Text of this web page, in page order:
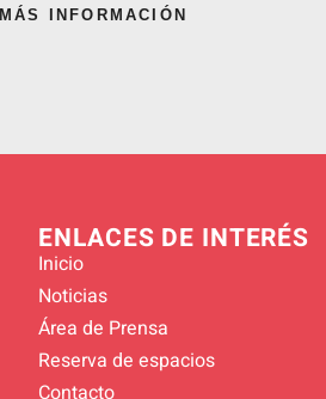
MÁS INFORMACIÓN
ENLACES DE INTERÉS
Inicio
Noticias
Área de Prensa
Reserva de espacios